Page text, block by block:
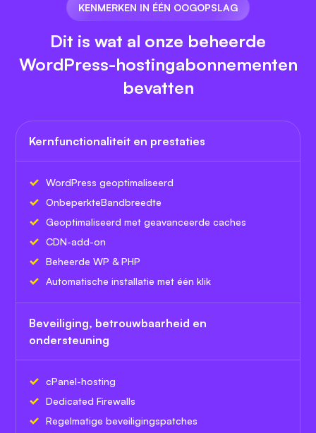
KENMERKEN IN ÉÉN OOGOPSLAG
Dit is wat al onze beheerde
WordPress-hostingabonnementen
bevatten
Kernfunctionaliteit en prestaties
WordPress geoptimaliseerd
OnbeperkteBandbreedte
Geoptimaliseerd met geavanceerde caches
CDN-add-on
Beheerde WP & PHP
Automatische installatie met één klik
Beveiliging, betrouwbaarheid en
ondersteuning
cPanel-hosting
Dedicated Firewalls
Regelmatige beveiligingspatches